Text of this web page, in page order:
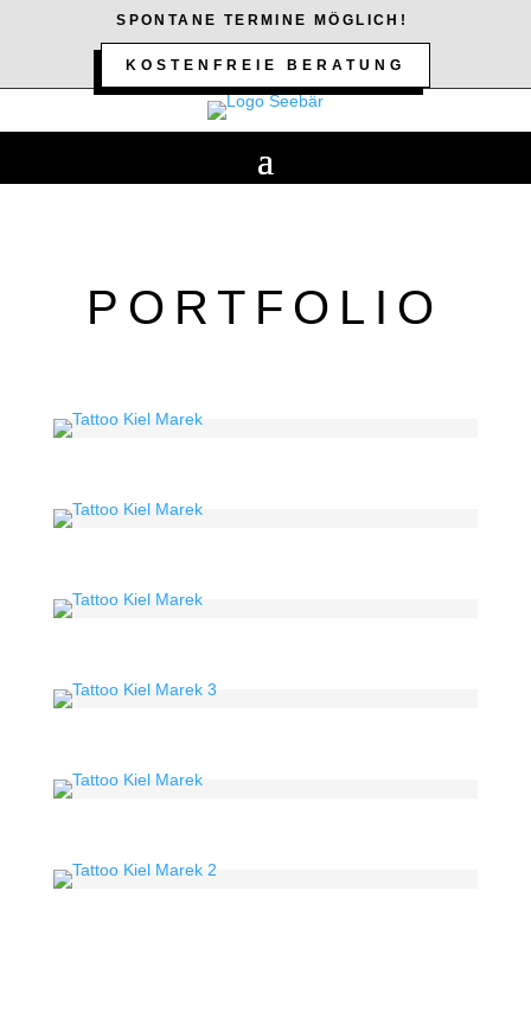
SPONTANE TERMINE MÖGLICH!
KOSTENFREIE BERATUNG
PORTFOLIO